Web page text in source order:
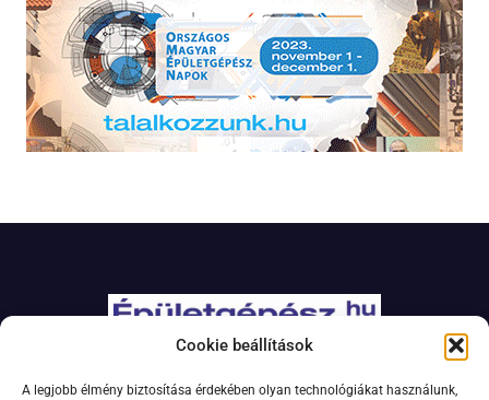
Cookie beállítások
A legjobb élmény biztosítása érdekében olyan technológiákat használunk,
Adatkezelési szabályzat